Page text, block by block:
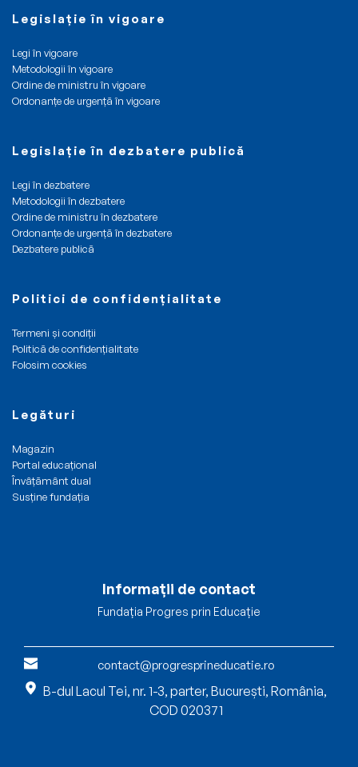
Legislație în vigoare
Legi în vigoare
Metodologii în vigoare
Ordine de ministru în vigoare
Ordonanțe de urgență în vigoare
Legislație în dezbatere publică
Legi în dezbatere
Metodologii în dezbatere
Ordine de ministru în dezbatere
Ordonanțe de urgență în dezbatere
Dezbatere publică
Politici de confidențialitate
Termeni și condiții
Politică de confidențialitate
Folosim cookies
Legături
Magazin
Portal educațional
Învâțământ dual
Susține fundația
Informații de contact
Fundația Progres prin Educație
contact@progresprineducatie.ro
B-dul Lacul Tei, nr. 1-3, parter, București, România,
COD 020371